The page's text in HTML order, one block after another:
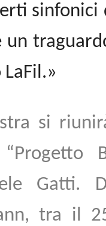
un
si
Gatti.
tra il